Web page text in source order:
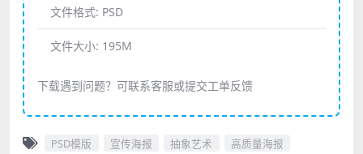
文件格式: PSD
文件大小: 195M
下载遇到问题？可联系客服或提交工单反馈
PSD模版 宣传海报 抽象艺术 高质量海报